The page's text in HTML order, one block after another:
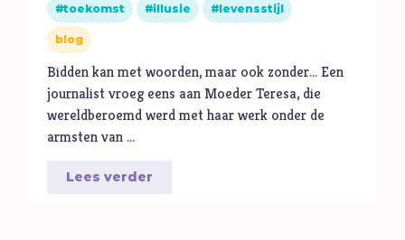
toekomst illusie levensstijl
blog
Bidden kan met woorden, maar ook zonder... Een
journalist vroeg eens aan Moeder Teresa, die
wereldberoemd werd met haar werk onder de
armsten van …
Lees verder